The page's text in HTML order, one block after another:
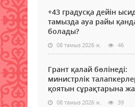
+43 градусқа дейін
тамызда ауа райы
болады?
08 тамыз 2026 ж. 46
Грант қалай бөлінеді:
министрлік
қоятын сұрақтарына
08 тамыз 2026 ж. 39